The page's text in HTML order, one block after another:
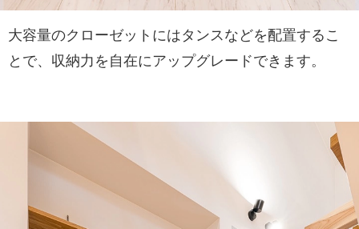
大容量のクローゼットにはタンスなどを配置するこ
とで、収納力を自在にアップグレードできます。